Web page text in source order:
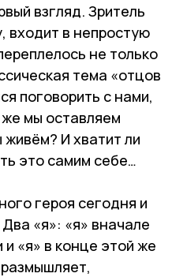
взгляд. Зритель
входит в непростую
не только
тема «отцов
поговорить с нами,
мы оставляем
И хватит ли
это самим себе…
героя сегодня и
«я»: «я» вначале
«я» в конце этой же